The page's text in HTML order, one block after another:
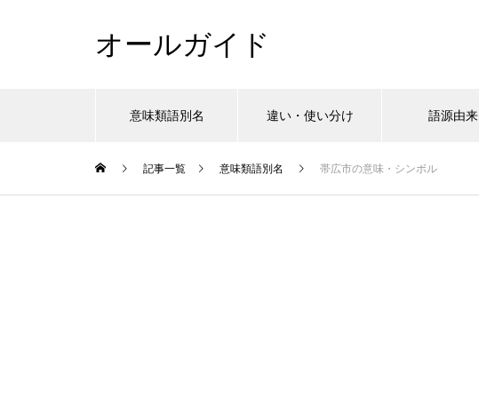
オールガイド
意味類語別名 違い・使い分け 語源由来
記事一覧 意味類語別名 帯広市の意味・シンボル